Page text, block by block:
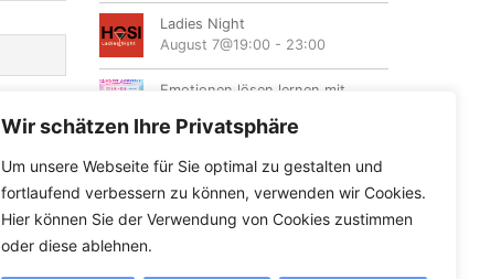
Wir schätzen Ihre Privatsphäre
Um unsere Webseite für Sie optimal zu gestalten und
fortlaufend verbessern zu können, verwenden wir Cookies.
Hier können Sie der Verwendung von Cookies zustimmen
oder diese ablehnen.
Ladies Night
August 7@19:00- 23:00
Emotionen lösen lernen mit
August 8@10:00- 16:00
Female Dancehall Tanzworkshop
August 8@10:30-12:00